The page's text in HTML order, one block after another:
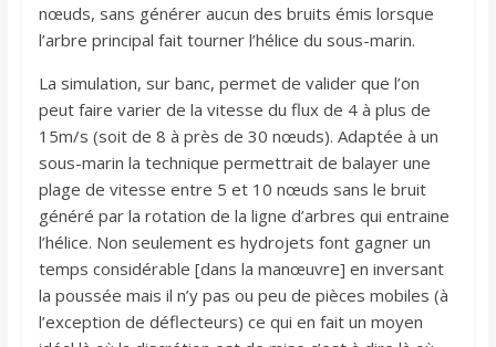
nœuds, sans générer aucun des bruits émis lorsque
l’arbre principal fait tourner l’hélice du sous-marin.
La simulation, sur banc, permet de valider que l’on
peut faire varier de la vitesse du flux de 4 à plus de
15m/s (soit de 8 à près de 30 nœuds). Adaptée à un
sous-marin la technique permettrait de balayer une
plage de vitesse entre 5 et 10 nœuds sans le bruit
généré par la rotation de la ligne d’arbres qui entraine
l’hélice. Non seulement es hydrojets font gagner un
temps considérable [dans la manœuvre] en inversant
la poussée mais il n’y pas ou peu de pièces mobiles (à
l’exception de déflecteurs) ce qui en fait un moyen